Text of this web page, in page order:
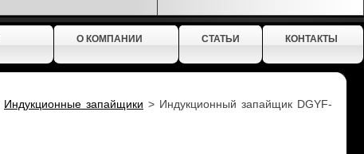
О КОМПАНИИ СТАТЬИ КОНТАКТЫ
Индукционные запайщики > Индукционный запайщик DGYF-